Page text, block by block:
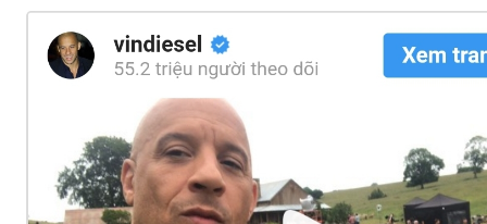
Phó tổng biên tập: Trần Việt Hưng
Tổng thư ký tòa soạn: Đức Trung
Giấy phép xuất bản số 110/GP - BTTTT cấp ngày 24.3.2020
chép dưới mọi hình thức nếu không có sự chấp thuận bằng văn
bản. Phát triển bởi ePi Technologies, JSC.